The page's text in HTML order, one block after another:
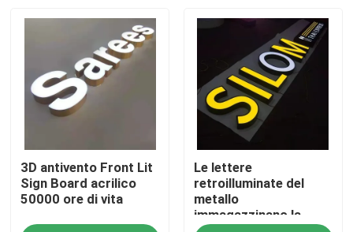
Prodotti
Circa noi
3D antivento Front Lit
Sign Board acrilico
50000 ore di vita
Le lettere
retroilluminate del
metallo
immagazzinano la